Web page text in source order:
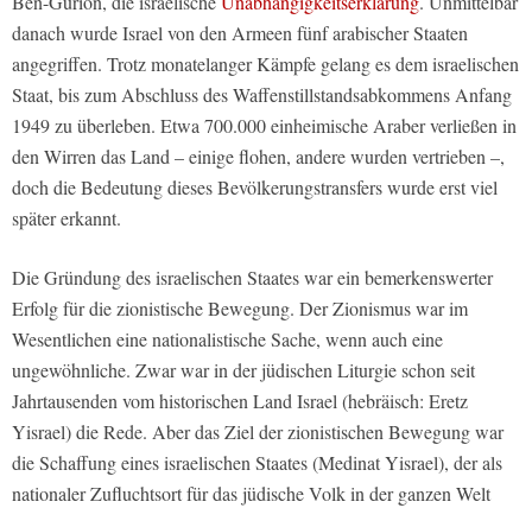
danach wurde Israel von den Armeen fünf arabischer Staaten
angegriffen. Trotz monatelanger Kämpfe gelang es dem israelischen
Staat, bis zum Abschluss des Waffenstillstandsabkommens Anfang
1949 zu überleben. Etwa 700.000 einheimische Araber verließen in
den Wirren das Land – einige flohen, andere wurden vertrieben –,
doch die Bedeutung dieses Bevölkerungstransfers wurde erst viel
später erkannt.
Die Gründung des israelischen Staates war ein bemerkenswerter
Erfolg für die zionistische Bewegung. Der Zionismus war im
Wesentlichen eine nationalistische Sache, wenn auch eine
ungewöhnliche. Zwar war in der jüdischen Liturgie schon seit
Jahrtausenden vom historischen Land Israel (hebräisch: Eretz
Yisrael) die Rede. Aber das Ziel der zionistischen Bewegung war
die Schaffung eines israelischen Staates (Medinat Yisrael), der als
nationaler Zufluchtsort für das jüdische Volk in der ganzen Welt